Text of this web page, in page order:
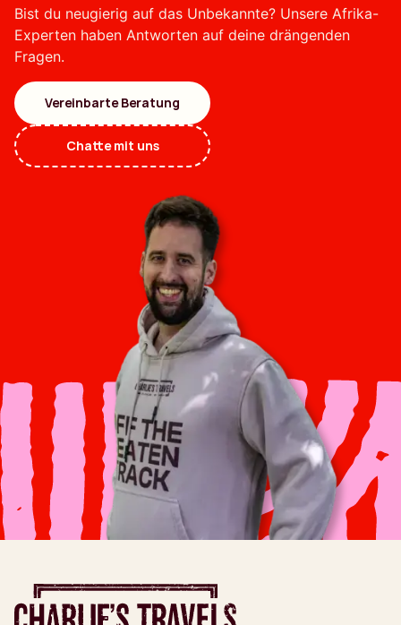
Bist du neugierig auf das Unbekannte? Unsere Afrika-
Experten haben Antworten auf deine drängenden
Fragen.
Vereinbarte Beratung
Chatte mit uns